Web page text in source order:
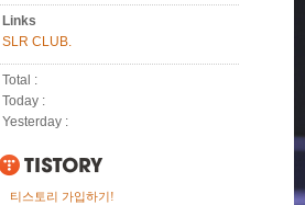
Links
SLR CLUB.
Total :
Today :
Yesterday :
티스토리 가입하기!